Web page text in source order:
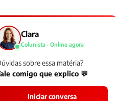
Clara
Colunista · Online agora
sobre essa matéria?
comigo que explico 💬
Iniciar conversa